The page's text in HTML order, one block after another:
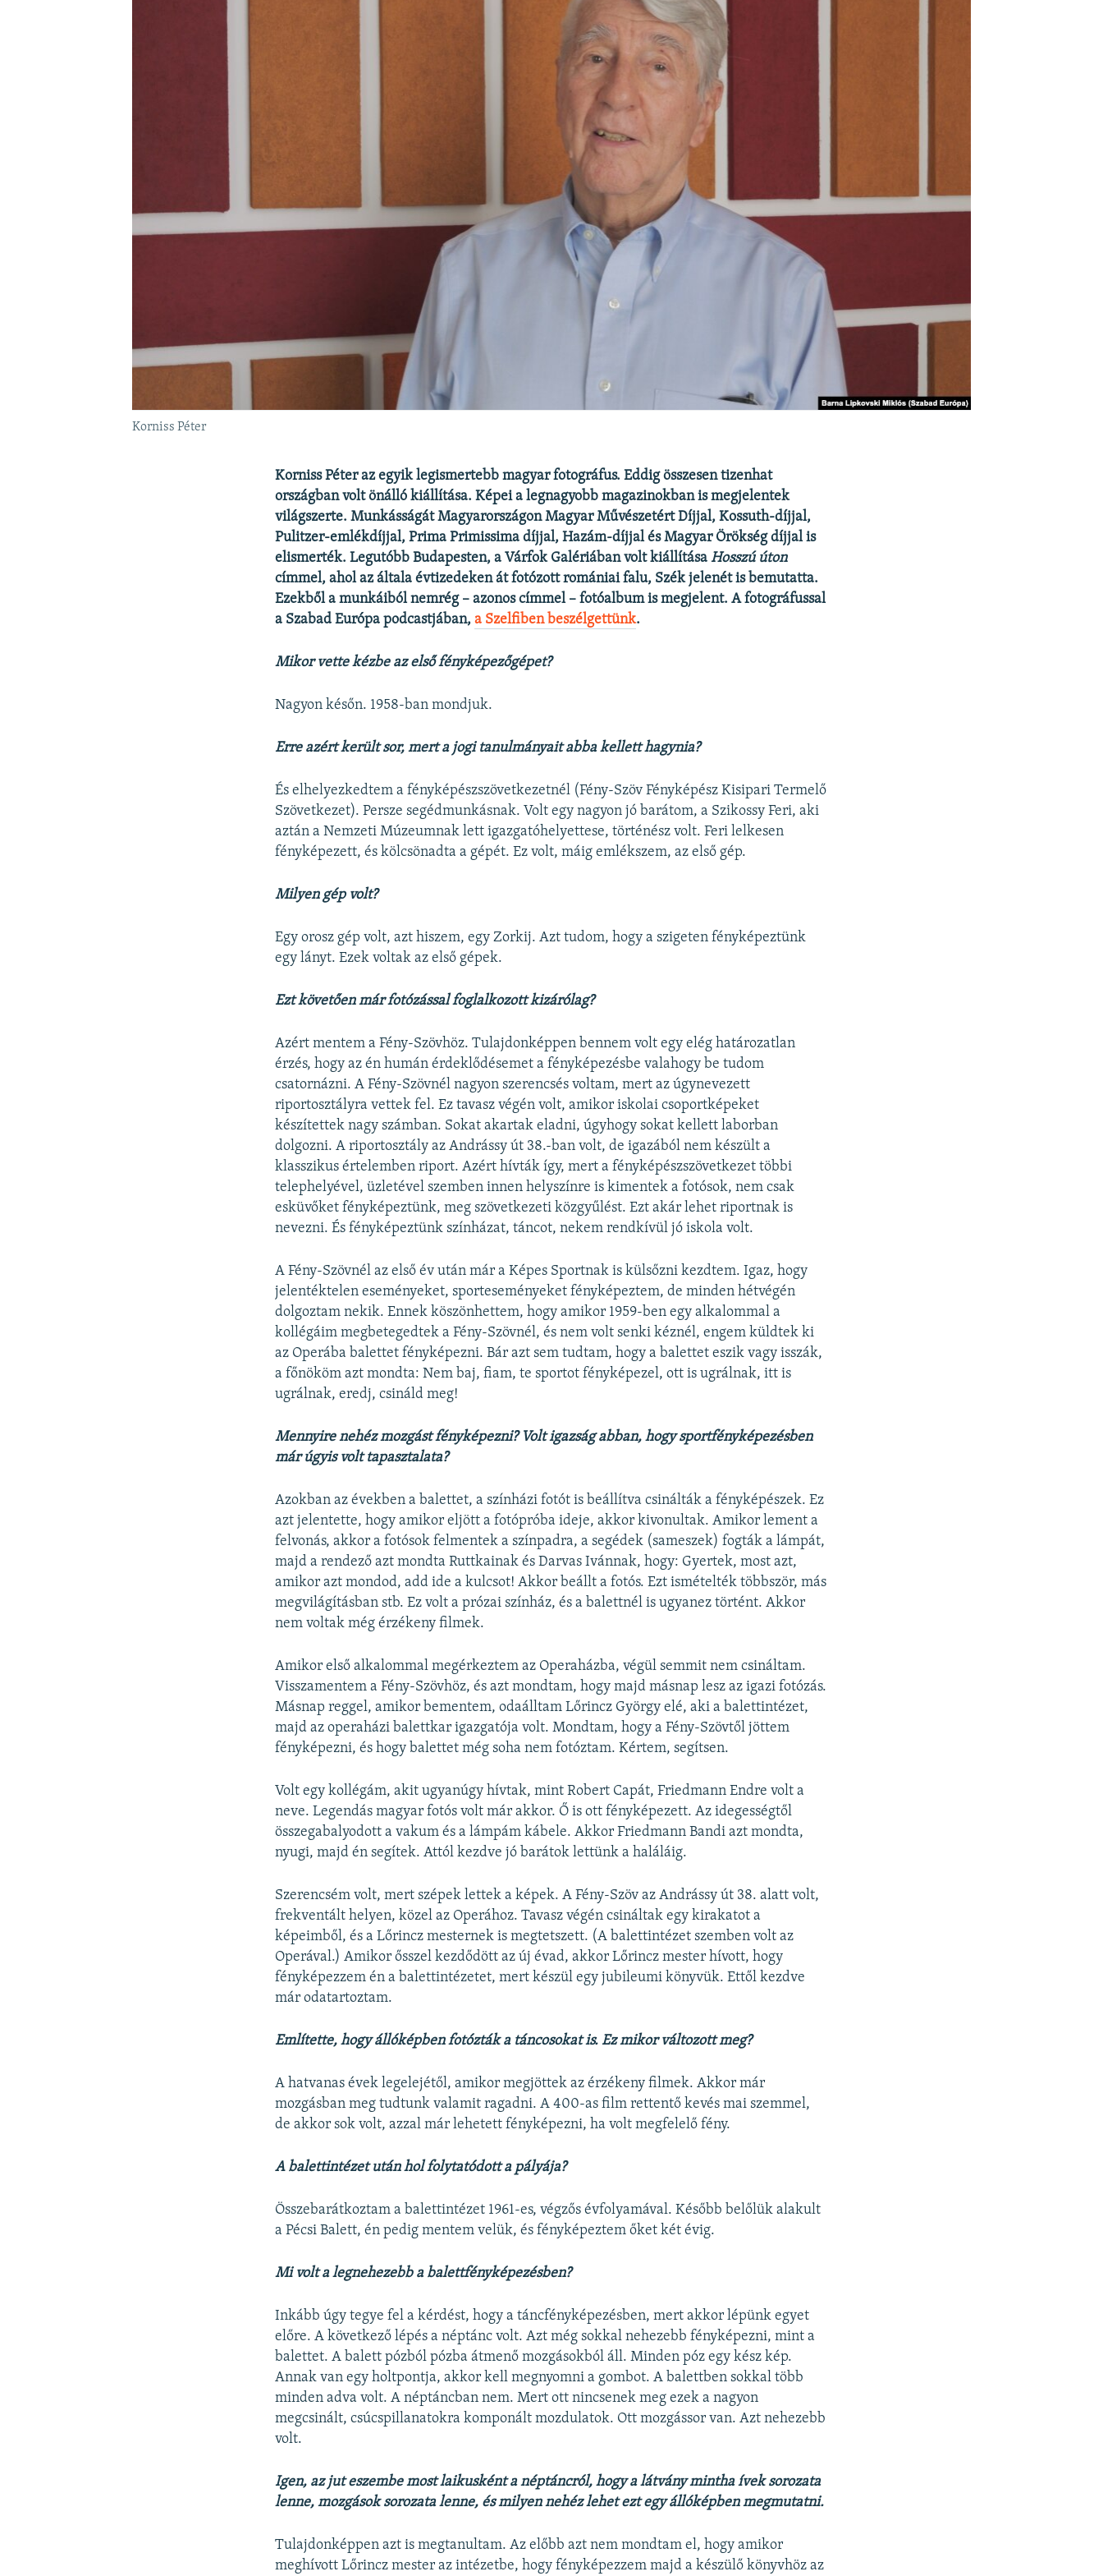
Korniss Péter
Korniss Péter az egyik legismertebb magyar fotográfus. Eddig összesen tizenhat
országban volt önálló kiállítása. Képei a legnagyobb magazinokban is megjelentek
világszerte. Munkásságát Magyarországon Magyar Művészetért Díjjal, Kossuth-díjjal,
Pulitzer-emlékdíjjal, Prima Primissima díjjal, Hazám-díjjal és Magyar Örökség díjjal is
elismerték. Legutóbb Budapesten, a Várfok Galériában volt kiállításaHosszú úton
címmel, ahol az általa évtizedeken át fotózott romániai falu, Szék jelenét is bemutatta.
Ezekből a munkáiból nemrég – azonos címmel – fotóalbum is megjelent. A fotográfussal
a Szabad Európa podcastjában,a Szelfiben beszélgettünk.
Mikor vette kézbe az első fényképezőgépet?
Nagyon későn. 1958-ban mondjuk.
Erre azért került sor, mert a jogi tanulmányait abba kellett hagynia?
És elhelyezkedtem a fényképészszövetkezetnél (Fény-Szöv Fényképész Kisipari Termelő
Szövetkezet). Persze segédmunkásnak. Volt egy nagyon jó barátom, a Szikossy Feri, aki
aztán a Nemzeti Múzeumnak lett igazgatóhelyettese, történész volt. Feri lelkesen
fényképezett, és kölcsönadta a gépét. Ez volt, máig emlékszem, az első gép.
Milyen gép volt?
Egy orosz gép volt, azt hiszem, egy Zorkij. Azt tudom, hogy a szigeten fényképeztünk
egy lányt. Ezek voltak az első gépek.
Ezt követően már fotózással foglalkozott kizárólag?
Azért mentem a Fény-Szövhöz. Tulajdonképpen bennem volt egy elég határozatlan
érzés, hogy az én humán érdeklődésemet a fényképezésbe valahogy be tudom
csatornázni. A Fény-Szövnél nagyon szerencsés voltam, mert az úgynevezett
riportosztályra vettek fel. Ez tavasz végén volt, amikor iskolai csoportképeket
készítettek nagy számban. Sokat akartak eladni, úgyhogy sokat kellett laborban
dolgozni. A riportosztály az Andrássy út 38.-ban volt, de igazából nem készült a
klasszikus értelemben riport. Azért hívták így, mert a fényképészszövetkezet többi
telephelyével, üzletével szemben innen helyszínre is kimentek a fotósok, nem csak
esküvőket fényképeztünk, meg szövetkezeti közgyűlést. Ezt akár lehet riportnak is
nevezni. És fényképeztünk színházat, táncot, nekem rendkívül jó iskola volt.
A Fény-Szövnél az első év után már a Képes Sportnak is külsőzni kezdtem. Igaz, hogy
jelentéktelen eseményeket, sporteseményeket fényképeztem, de minden hétvégén
dolgoztam nekik. Ennek köszönhettem, hogy amikor 1959-ben egy alkalommal a
kollégáim megbetegedtek a Fény-Szövnél, és nem volt senki kéznél, engem küldtek ki
az Operába balettet fényképezni. Bár azt sem tudtam, hogy a balettet eszik vagy isszák,
a főnököm azt mondta: Nem baj, fiam, te sportot fényképezel, ott is ugrálnak, itt is
ugrálnak, eredj, csináld meg!
Mennyire nehéz mozgást fényképezni? Volt igazság abban, hogy sportfényképezésben
már úgyis volt tapasztalata?
Azokban az években a balettet, a színházi fotót is beállítva csinálták a fényképészek. Ez
azt jelentette, hogy amikor eljött a fotópróba ideje, akkor kivonultak. Amikor lement a
felvonás, akkor a fotósok felmentek a színpadra, a segédek (sameszek) fogták a lámpát,
majd a rendező azt mondta Ruttkainak és Darvas Ivánnak, hogy: Gyertek, most azt,
amikor azt mondod, add ide a kulcsot! Akkor beállt a fotós. Ezt ismételték többször, más
megvilágításban stb. Ez volt a prózai színház, és a balettnél is ugyanez történt. Akkor
nem voltak még érzékeny filmek.
Amikor első alkalommal megérkeztem az Operaházba, végül semmit nem csináltam.
Visszamentem a Fény-Szövhöz, és azt mondtam, hogy majd másnap lesz az igazi fotózás.
Másnap reggel, amikor bementem, odaálltam Lőrincz György elé, aki a balettintézet,
majd az operaházi balettkar igazgatója volt. Mondtam, hogy a Fény-Szövtől jöttem
fényképezni, és hogy balettet még soha nem fotóztam. Kértem, segítsen.
Volt egy kollégám, akit ugyanúgy hívtak, mint Robert Capát, Friedmann Endre volt a
neve. Legendás magyar fotós volt már akkor. Ő is ott fényképezett. Az idegességtől
összegabalyodott a vakum és a lámpám kábele. Akkor Friedmann Bandi azt mondta,
nyugi, majd én segítek. Attól kezdve jó barátok lettünk a haláláig.
Szerencsém volt, mert szépek lettek a képek. A Fény-Szöv az Andrássy út 38. alatt volt,
frekventált helyen, közel az Operához. Tavasz végén csináltak egy kirakatot a
képeimből, és a Lőrincz mesternek is megtetszett. (A balettintézet szemben volt az
Operával.) Amikor ősszel kezdődött az új évad, akkor Lőrincz mester hívott, hogy
fényképezzem én a balettintézetet, mert készül egy jubileumi könyvük. Ettől kezdve
már odatartoztam.
Említette, hogy állóképben fotózták a táncosokat is. Ez mikor változott meg?
A hatvanas évek legelejétől, amikor megjöttek az érzékeny filmek. Akkor már
mozgásban meg tudtunk valamit ragadni. A 400-as film rettentő kevés mai szemmel,
de akkor sok volt, azzal már lehetett fényképezni, ha volt megfelelő fény.
A balettintézet után hol folytatódott a pályája?
Összebarátkoztam a balettintézet 1961-es, végzős évfolyamával. Később belőlük alakult
a Pécsi Balett, én pedig mentem velük, és fényképeztem őket két évig.
Mi volt a legnehezebb a balettfényképezésben?
Inkább úgy tegye fel a kérdést, hogy a táncfényképezésben, mert akkor lépünk egyet
előre. A következő lépés a néptánc volt. Azt még sokkal nehezebb fényképezni, mint a
balettet. A balett pózból pózba átmenő mozgásokból áll. Minden póz egy kész kép.
Annak van egy holtpontja, akkor kell megnyomni a gombot. A balettben sokkal több
minden adva volt. A néptáncban nem. Mert ott nincsenek meg ezek a nagyon
megcsinált, csúcspillanatokra komponált mozdulatok. Ott mozgássor van. Azt nehezebb
volt.
Igen, az jut eszembe most laikusként a néptáncról, hogy a látvány mintha ívek sorozata
lenne, mozgások sorozata lenne, és milyen nehéz lehet ezt egy állóképben megmutatni.
Tulajdonképpen azt is megtanultam. Az előbb azt nem mondtam el, hogy amikor
meghívott Lőrincz mester az intézetbe, hogy fényképezzem majd a készülő könyvhöz az